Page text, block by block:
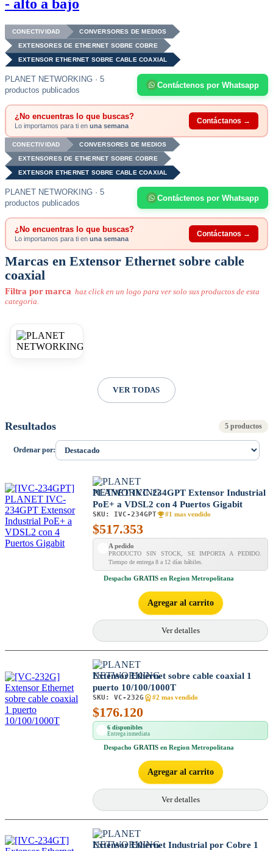
- alto a bajo
CONECTIVIDAD CONVERSORES DE MEDIOS
EXTENSORES DE ETHERNET SOBRE COBRE
EXTENSOR ETHERNET SOBRE CABLE COAXIAL
PLANET NETWORKING · 5
productos publicados
Contáctenos por Whatsapp
¿No encuentras lo que buscas?
Lo importamos para ti en una semana
Contáctanos →
CONECTIVIDAD CONVERSORES DE MEDIOS
EXTENSORES DE ETHERNET SOBRE COBRE
EXTENSOR ETHERNET SOBRE CABLE COAXIAL
PLANET NETWORKING · 5
productos publicados
Contáctenos por Whatsapp
¿No encuentras lo que buscas?
Lo importamos para ti en una semana
Contáctanos →
Marcas en Extensor Ethernet sobre cable
coaxial
Filtra por marca haz click en un logo para ver solo sus productos de esta
categoria.
VER TODAS
Resultados 5 productos
Ordenar por:
PLANET IVC-234GPT Extensor Industrial
PoE+ a VDSL2 con 4 Puertos Gigabit
SKU: IVC-234GPT #1 mas vendido
$517.353
A pedido
PRODUCTO SIN STOCK, SE IMPORTA A PEDIDO.
Tiempo de entrega 8 a 12 días hábiles.
Despacho GRATIS en Region Metropolitana
Agregar al carrito
Ver detalles
Extensor Ethernet sobre cable coaxial 1
puerto 10/100/1000T
SKU: VC-232G #2 mas vendido
$176.120
6 disponibles
Entrega inmediata
Despacho GRATIS en Region Metropolitana
Agregar al carrito
Ver detalles
Extensor Ethernet Industrial por Cobre 1